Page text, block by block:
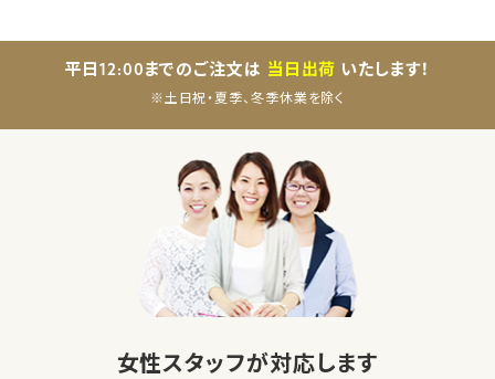
平日12:00までのご注文は 当日出荷 いたします！
※土日祝・夏季、冬季休業を除く
女性スタッフが対応します